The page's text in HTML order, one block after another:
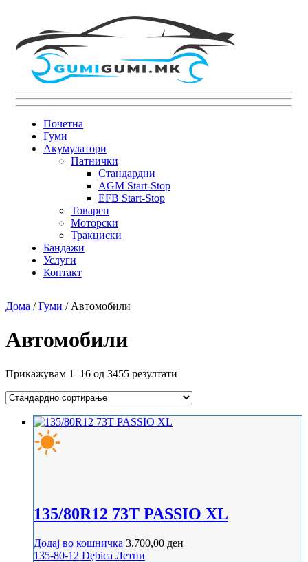
Почетна
Гуми
Акумулатори
Патнички
Стандардни
AGM Start-Stop
EFB Start-Stop
Товарен
Моторски
Тракциски
Бандажи
Услуги
Контакт
Дома /Гуми / Автомобили
Автомобили
Прикажувам 1–16 од 3455 резултати
135/80R12 73T PASSIO XL
Додај во кошничка 3.700,00 ден
135-80-12 Dębica Летни